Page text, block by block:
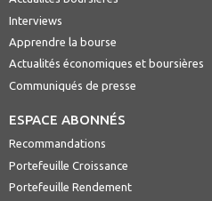
Interviews
Apprendre la bourse
Actualités économiques et boursières
Communiqués de presse
ESPACE ABONNÉS
Recommandations
Portefeuille Croissance
Portefeuille Rendement